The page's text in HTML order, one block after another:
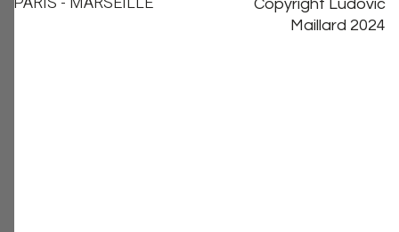
Copyright Ludovic
Maillard 2024